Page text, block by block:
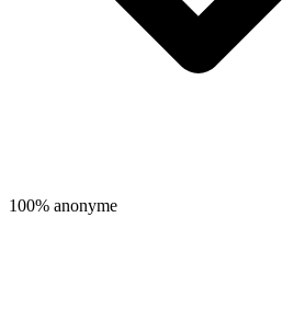
100% anonyme